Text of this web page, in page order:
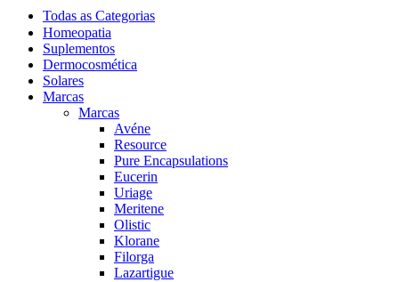
Todas as Categorias
Homeopatia
Suplementos
Dermocosmética
Solares
Marcas
Marcas
Avéne
Resource
Pure Encapsulations
Eucerin
Uriage
Meritene
Olistic
Klorane
Filorga
Lazartigue